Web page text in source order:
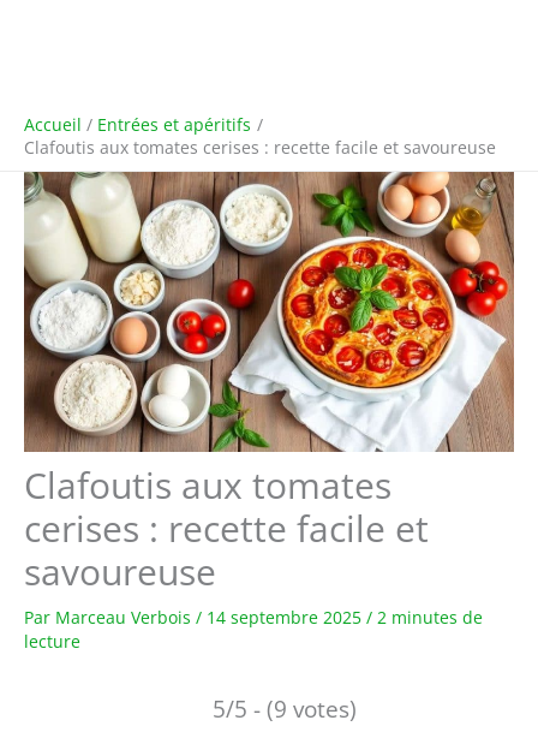
Accueil
Entrées et apéritifs
Clafoutis aux tomates cerises : recette facile et savoureuse
Clafoutis aux tomates
cerises : recette facile et
savoureuse
Par Marceau Verbois / 14 septembre 2025 / 2 minutes de
lecture
5/5 - (9 votes)